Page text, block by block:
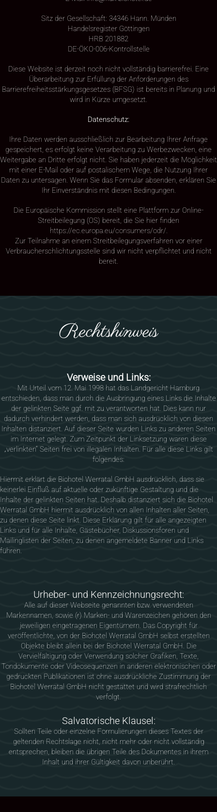
Sitz der Gesellschaft: 34346 Hann. Münden
Handelsregister Göttingen
HRB 201882
DE-ÖKO-006-Kontrollstelle
Diese Website ist derzeit noch nicht vollständig barrierefrei. Eine
Überarbeitung zur Erfüllung der Anforderungen des
Barrierefreiheitsstärkungsgesetzes (BFSG) ist bereits in Planung und
wird in Kürze umgesetzt.
Datenschutz:
Ihre Daten werden ausschließlich zur Bearbeitung Ihrer Anfrage
gespeichert, es erfolgt keine Verarbeitung zu Werbezwecken, eine
Weitergabe an Dritte erfolgt nicht. Sie haben jederzeit die Möglichkeit
mit einer E-Mail oder auf postalischem Wege, die Nutzung Ihrer
Daten zu untersagen. Wenn Sie das Formular absenden, erklären Sie
Ihr Einverständnis mit diesen Bedingungen.
Die Europäische Kommission stellt eine Plattform zur Online-
Streitbeilegung (OS) bereit, die Sie hier finden
https://ec.europa.eu/consumers/odr/.
Zur Teilnahme an einem Streitbeilegungsverfahren vor einer
Verbraucherschlichtungsstelle sind wir nicht verpflichtet und nicht
bereit.
Rechtshinweis
Verweise und Links:
Mit Urteil vom 12. Mai 1998 hat das Landgericht Hamburg
entschieden, dass man durch die Ausbringung eines Links die Inhalte
der gelinkten Seite ggf. mit zu verantworten hat. Dies kann nur
dadurch verhindert werden, dass man sich ausdrücklich von diesen
Inhalten distanziert. Auf dieser Seite wurden Links zu anderen Seiten
im Internet gelegt. Zum Zeitpunkt der Linksetzung waren diese
„verlinkten“ Seiten frei von illegalen Inhalten. Für alle diese Links gilt
folgendes:
Hiermit erklärt die Biohotel Werratal GmbH ausdrücklich, dass sie
keinerlei Einfluß auf aktuelle oder zukünftige Gestaltung und die
Inhalte der gelinkten Seiten hat. Deshalb distanziert sich die Biohotel
Werratal GmbH hiermit ausdrücklich von allen Inhalten aller Seiten,
zu denen diese Seite linkt. Diese Erklärung gilt für alle angezeigten
Links und für alle Inhalte, Gästebücher, Diskussionsforen und
Mailinglisten der Seiten, zu denen angemeldete Banner und Links
führen.
Urheber- und Kennzeichnungsrecht:
Alle auf dieser Webseite genannten bzw. verwendeten
Markennamen, sowie (r) Marken- und Warenzeichen gehören den
jeweiligen eingetragenen Eigentümern. Das Copyright für
veröffentlichte, von der Biohotel Werratal GmbH selbst erstellten
Objekte bleibt allein bei der Biohotel Werratal GmbH. Die
Vervielfältigung oder Verwendung solcher Grafiken, Texte,
Tondokumente oder Videosequenzen in anderen elektronischen oder
gedruckten Publikationen ist ohne ausdrückliche Zustimmung der
Biohotel Werratal GmbH nicht gestattet und wird strafrechtlich
verfolgt.
Salvatorische Klausel:
Sollten Teile oder einzelne Formulierungen dieses Textes der
geltenden Rechtslage nicht, nicht mehr oder nicht vollständig
entsprechen, bleiben die übrigen Teile des Dokumentes in ihrem
Inhalt und ihrer Gültigkeit davon unberührt.